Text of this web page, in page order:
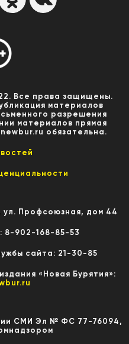
Все права защищены.
материалов
разрешения
материалов прямая
обязательна.
ул. Профсоюзная, дом 44
8-902-168-85-53
сайта: 21-30-85
«Новая Бурятия»:
СМИ Эл № ФС 77-76094,